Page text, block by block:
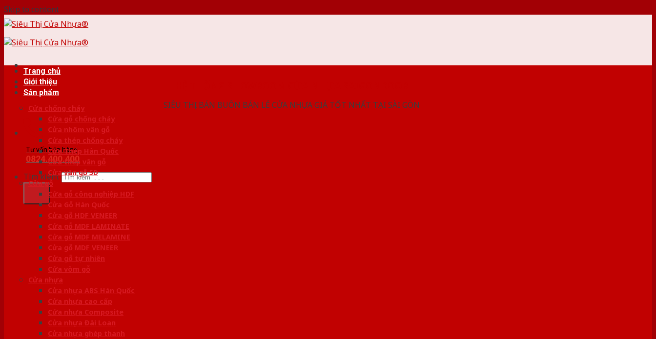
Skip to content
SIÊU THỊ BÁN BUÔN BÁN LẺ CỬA NHỰA GIÁ TỐT NHẤT TẠI SÀI GÒN
Tư vấn bán hàng
0824.400.400
Tìm kiếm:
Trang chủ
Giới thiệu
Sản phẩm
Cửa chống cháy
Cửa gỗ chống cháy
Cửa nhôm vân gỗ
Cửa thép chống cháy
Cửa Thép Hàn Quốc
Cửa thép vân gỗ
Cửa vân gỗ 5D
Cửa gỗ
Cửa gỗ công nghiệp HDF
Cửa Gỗ Hàn Quốc
Cửa gỗ HDF VENEER
Cửa gỗ MDF LAMINATE
Cửa gỗ MDF MELAMINE
Cửa gỗ MDF VENEER
Cửa gỗ tự nhiên
Cửa vòm gỗ
Cửa nhựa
Cửa nhựa ABS Hàn Quốc
Cửa nhựa cao cấp
Cửa nhựa Composite
Cửa nhựa Đài Loan
Cửa nhựa ghép thanh